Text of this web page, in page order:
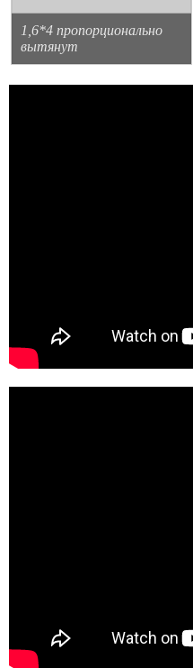
1,6*4 пропорционально
вытянут